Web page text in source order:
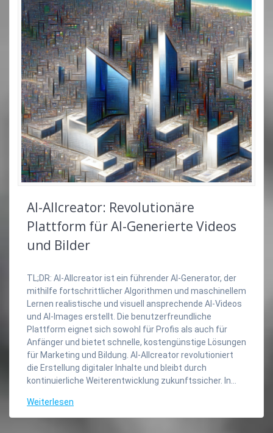
AI-Allcreator: Revolutionäre
Plattform für AI-Generierte Videos
und Bilder
TL;DR: AI-Allcreator ist ein führender AI-Generator, der
mithilfe fortschrittlicher Algorithmen und maschinellem
Lernen realistische und visuell ansprechende AI-Videos
und AI-Images erstellt. Die benutzerfreundliche
Plattform eignet sich sowohl für Profis als auch für
Anfänger und bietet schnelle, kostengünstige Lösungen
für Marketing und Bildung. AI-Allcreator revolutioniert
die Erstellung digitaler Inhalte und bleibt durch
kontinuierliche Weiterentwicklung zukunftssicher. In…
Weiterlesen